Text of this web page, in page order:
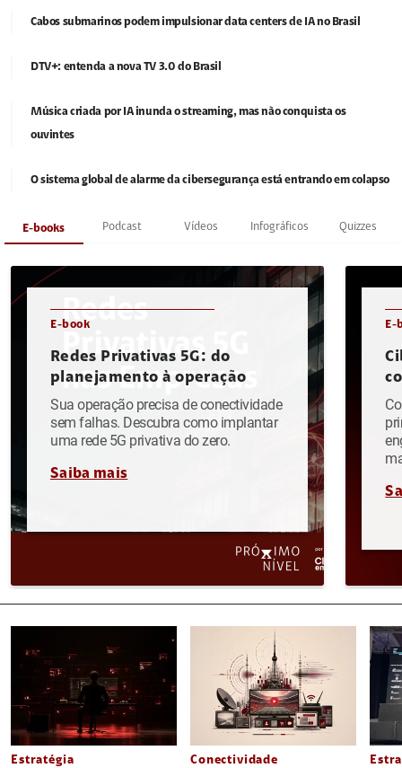
Cabos submarinos podem impulsionar data centers de IA no Brasil
DTV+: entenda a nova TV 3.0 do Brasil
Música criada por IA inunda o streaming, mas não conquista os
ouvintes
O sistema global de alarme da cibersegurança está entrando em colapso
E-books Podcast Vídeos Infográficos Quizzes
E-book
Redes Privativas 5G: do
planejamento à operação
Sua operação precisa de conectividade
sem falhas. Descubra como implantar
uma rede 5G privativa do zero.
Saiba mais
E-
Estratégia Conectividade